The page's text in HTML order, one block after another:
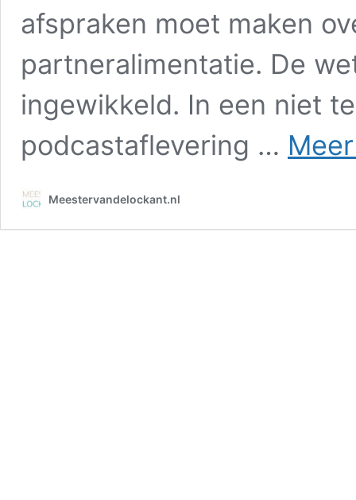
afspraken moet maken
partneralimentatie. De
ingewikkeld. In een niet
podcastaflevering …
Meestervandelockant.nl